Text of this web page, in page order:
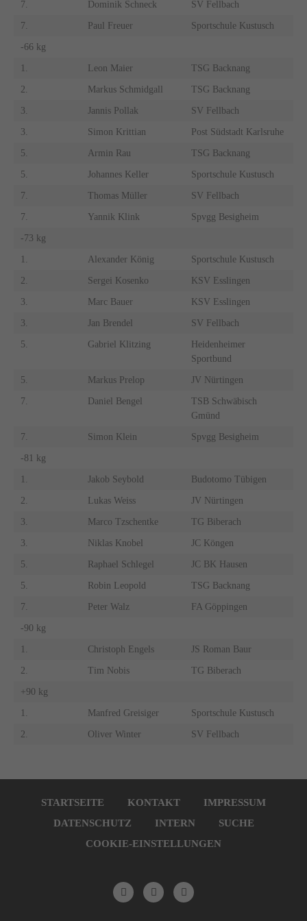
7. Dominik Schneck SV Fellbach
7. Paul Freuer Sportschule Kustusch
-66 kg
1. Leon Maier TSG Backnang
2. Markus Schmidgall TSG Backnang
3. Jannis Pollak SV Fellbach
3. Simon Krittian Post Südstadt Karlsruhe
5. Armin Rau TSG Backnang
5. Johannes Keller Sportschule Kustusch
7. Thomas Müller SV Fellbach
7. Yannik Klink Spvgg Besigheim
-73 kg
1. Alexander König Sportschule Kustusch
2. Sergei Kosenko KSV Esslingen
3. Marc Bauer KSV Esslingen
3. Jan Brendel SV Fellbach
5. Gabriel Klitzing
Heidenheimer
Sportbund
5. Markus Prelop JV Nürtingen
7. Daniel Bengel
TSB Schwäbisch
Gmünd
7. Simon Klein Spvgg Besigheim
-81 kg
1. Jakob Seybold Budotomo Tübigen
2. Lukas Weiss JV Nürtingen
3. Marco Tzschentke TG Biberach
3. Niklas Knobel JC Köngen
5. Raphael Schlegel JC BK Hausen
5. Robin Leopold TSG Backnang
7. Peter Walz FA Göppingen
-90 kg
1. Christoph Engels JS Roman Baur
2. Tim Nobis TG Biberach
+90 kg
1. Manfred Greisiger Sportschule Kustusch
2. Oliver Winter SV Fellbach
überspringenSTARTSEITE KONTAKT
IMPRESSUM
DATENSCHUTZ
INTERN
SUCHE
COOKIE-EINSTELLUNGEN